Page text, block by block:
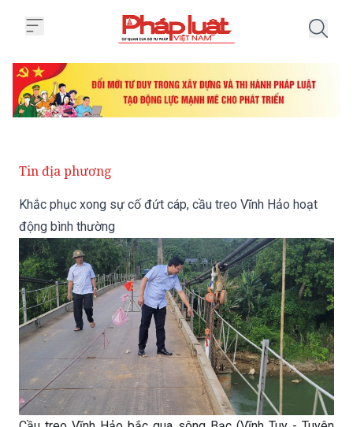
Tin địa phương
Khắc phục xong sự cố đứt cáp, cầu treo Vĩnh Hảo hoạt
động bình thường